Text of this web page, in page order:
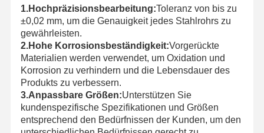
1.Hochpräzisionsbearbeitung:Toleranz von bis zu
±0,02 mm, um die Genauigkeit jedes Stahlrohrs zu
gewährleisten.
2.Hohe Korrosionsbeständigkeit:Vorgerückte
Materialien werden verwendet, um Oxidation und
Korrosion zu verhindern und die Lebensdauer des
Produkts zu verbessern.
3.Anpassbare Größen:Unterstützen Sie
kundenspezifische Spezifikationen und Größen
entsprechend den Bedürfnissen der Kunden, um den